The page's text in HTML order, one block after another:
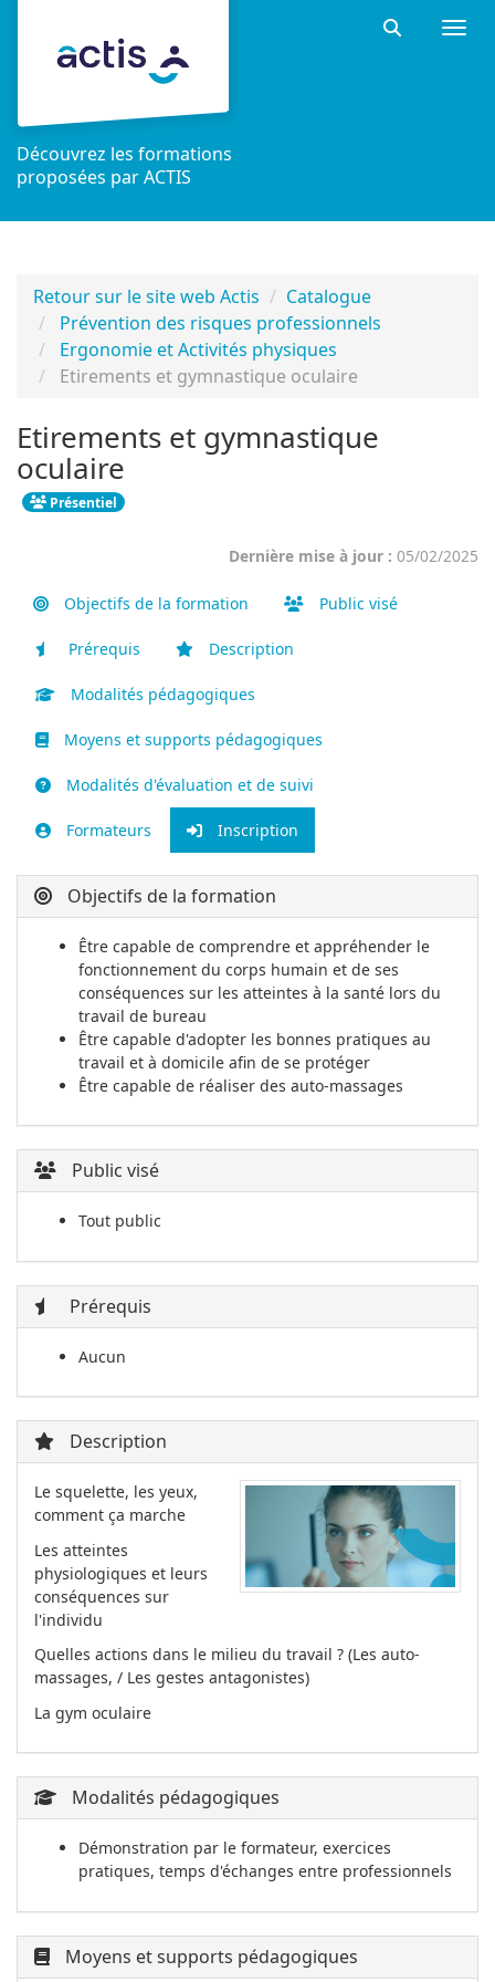
Découvrez les formations
proposées par ACTIS
Retour sur le site web Actis
Catalogue
Prévention des risques professionnels
Ergonomie et Activités physiques
Etirements et gymnastique oculaire
Etirements et gymnastique
oculaire
Présentiel
Dernière mise à jour : 05/02/2025
Objectifs de la formation Public visé
Prérequis Description
Modalités pédagogiques
Moyens et supports pédagogiques
Modalités d'évaluation et de suivi
Formateurs Inscription
Objectifs de la formation
Être capable de comprendre et appréhender le
fonctionnement du corps humain et de ses
conséquences sur les atteintes à la santé lors du
travail de bureau
Être capable d'adopter les bonnes pratiques au
travail et à domicile afin de se protéger
Être capable de réaliser des auto-massages
Public visé
Tout public
Prérequis
Aucun
Description
Le squelette, les yeux,
comment ça marche
Les atteintes
physiologiques et leurs
conséquences sur
l'individu
Quelles actions dans le milieu du travail ? (Les auto-
massages, / Les gestes antagonistes)
La gym oculaire
Modalités pédagogiques
Démonstration par le formateur, exercices
pratiques, temps d'échanges entre professionnels
Moyens et supports pédagogiques